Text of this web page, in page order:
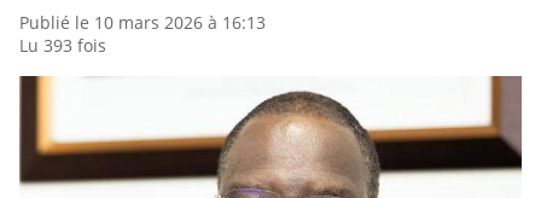
Publié le 10 mars 2026 à 16:13
Lu 393 fois